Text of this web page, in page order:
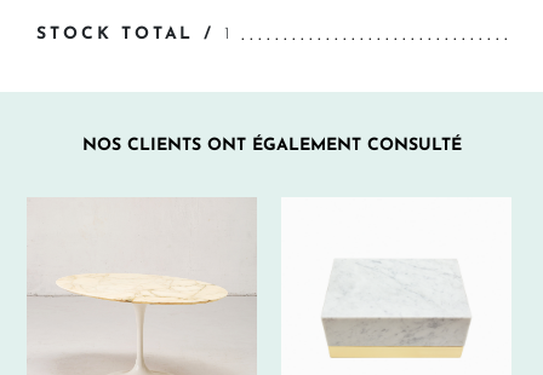
STOCK TOTAL / 1
NOS CLIENTS ONT ÉGALEMENT CONSULTÉ